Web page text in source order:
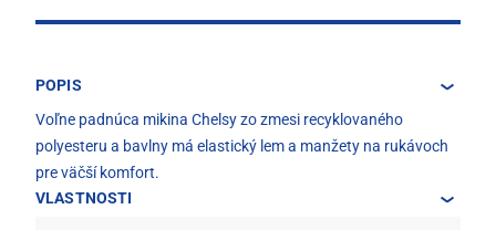
POPIS
Voľne padnúca mikina Chelsy zo zmesi recyklovaného
polyesteru a bavlny má elastický lem a manžety na rukávoch
pre väčší komfort.
VLASTNOSTI